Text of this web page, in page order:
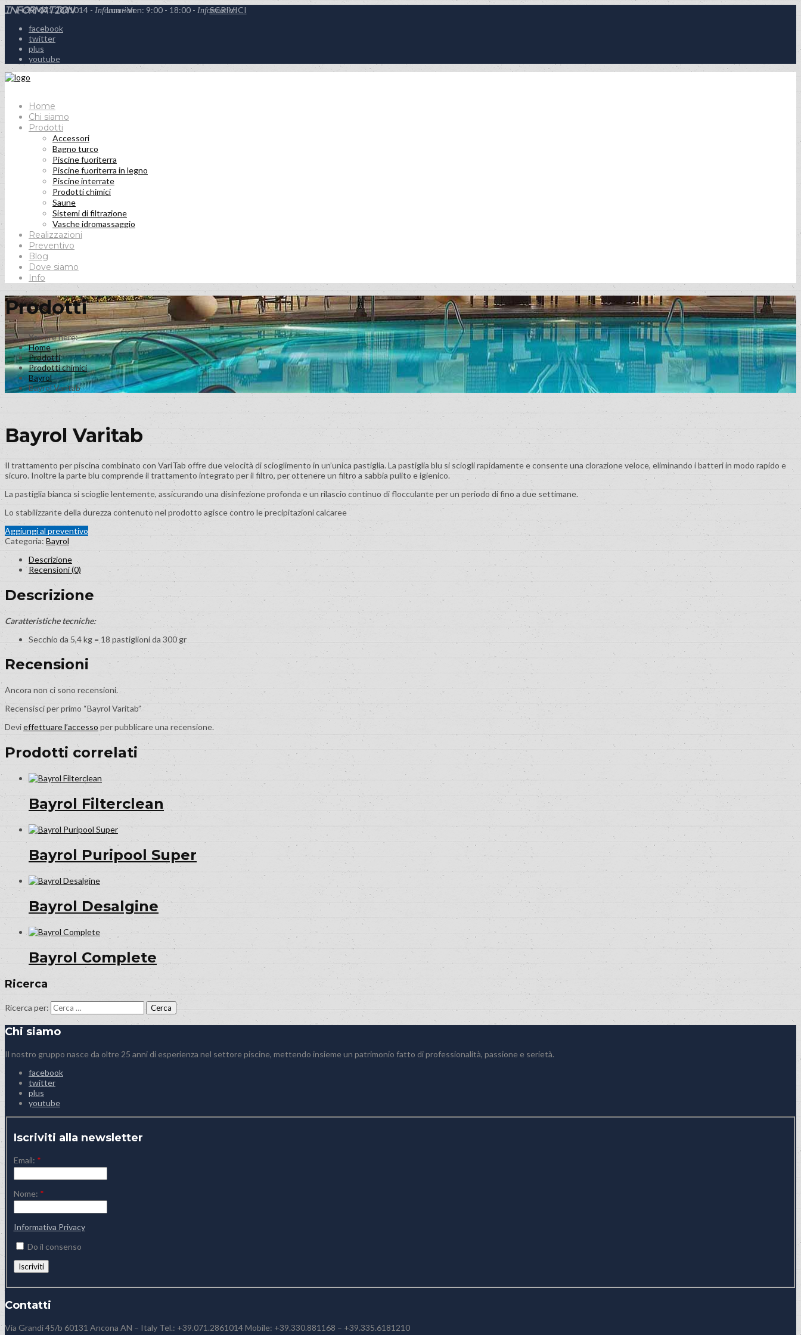
Information
(+39) 071.2861014 - Information
Lun - Ven: 9:00 - 18:00 - Information
SCRIVICI
facebook
twitter
plus
youtube
Home
Chi siamo
Prodotti
Accessori
Bagno turco
Piscine fuoriterra
Piscine fuoriterra in legno
Piscine interrate
Prodotti chimici
Saune
Sistemi di filtrazione
Vasche idromassaggio
Realizzazioni
Preventivo
Blog
Dove siamo
Info
Prodotti
Home
Prodotti
Prodotti chimici
Bayrol
Bayrol Varitab
Bayrol Varitab
Il trattamento per piscina combinato con VariTab offre due velocità di scioglimento in un’unica pastiglia. La pastiglia blu si sciogli rapidamente e consente una clorazione veloce, eliminando i batteri in modo rapido e
sicuro. Inoltre la parte blu comprende il trattamento integrato per il filtro, per ottenere un filtro a sabbia pulito e igienico.
La pastiglia bianca si scioglie lentemente, assicurando una disinfezione profonda e un rilascio continuo di flocculante per un periodo di fino a due settimane.
Lo stabilizzante della durezza contenuto nel prodotto agisce contro le precipitazioni calcaree
Aggiungi al preventivo
Categoria: Bayrol
Descrizione
Recensioni (0)
Descrizione
Caratteristiche tecniche:
Secchio da 5,4 kg = 18 pastiglioni da 300 gr
Recensioni
Ancora non ci sono recensioni.
Recensisci per primo “Bayrol Varitab”
Devieffettuare l’accesso per pubblicare una recensione.
Prodotti correlati
Bayrol Filterclean
Bayrol Puripool Super
Bayrol Desalgine
Bayrol Complete
Ricerca
Ricerca per:
Chi siamo
Il nostro gruppo nasce da oltre 25 anni di esperienza nel settore piscine, mettendo insieme un patrimonio fatto di professionalità, passione e serietà.
facebook
twitter
plus
youtube
Iscriviti alla newsletter
Email: *
Nome: *
Informativa Privacy
Do il consenso
Contatti
Via Grandi 45/b 60131 Ancona AN – Italy Tel.: +39.071.2861014 Mobile: +39.330.881168 – +39.335.6181210